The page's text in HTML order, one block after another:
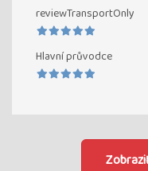
reviewTransportOnly
Hlavní průvodce